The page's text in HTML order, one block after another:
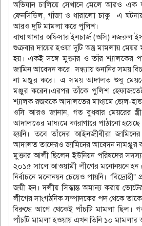
অভিযান চালিয়ে সেখানে মেলে আরও এক
ফেনসিডিল, গাঁজা ও ধারালো চাকু। এ
আরও দুটি মামলা করে পুলিশ।
বাঘা থানার অফিসার ইনচার্জ (ওসি) নজরুল
শুক্রবার দায়ের হওয়া দুটি অস্ত্র মামলায় মেয়র
হয়। একই সঙ্গে মুক্তার ও তাঁর শ্যালকের
জামিন আবেদন করে। সন্ধ্যায় শুনানির সময়
না মঞ্জুর করে। এ সময় আদালত শুধু
মঞ্জুর করেন।এরপর তাঁকে পুলিশ
শ্যালক রজবকে আদালতের মাধ্যমে জেল-
ওসি আরও জানান, গত বুধবার মেয়রের
আদালতের মাধ্যমে কারাগারে পাঠানো
হয়নি। তবে তাঁদের আইনজীবীরা
আদালত তাদেরও জামিনের আবেদন নামঞ্জুর
মুক্তার আলী ছিলেন ইউনিয়ন পরিষদের
২০১৫ সালে আওয়ামী লীগের মনোনয়নে হন
নির্বাচনে মনোনয়ন চেয়েও পায়নি। ‘বিদ্রোহী’
জয়ী হন। দলীয় সিদ্ধান্ত অমান্য করায়
লীগের সাংগঠনিক সম্পাদকের পদ থেকে তাকে
বিরুদ্ধে আগে থেকেই পাঁচটি মামলা
পাঁচটি মামলা হওয়ায় এখন তিনি ১০ মামলার